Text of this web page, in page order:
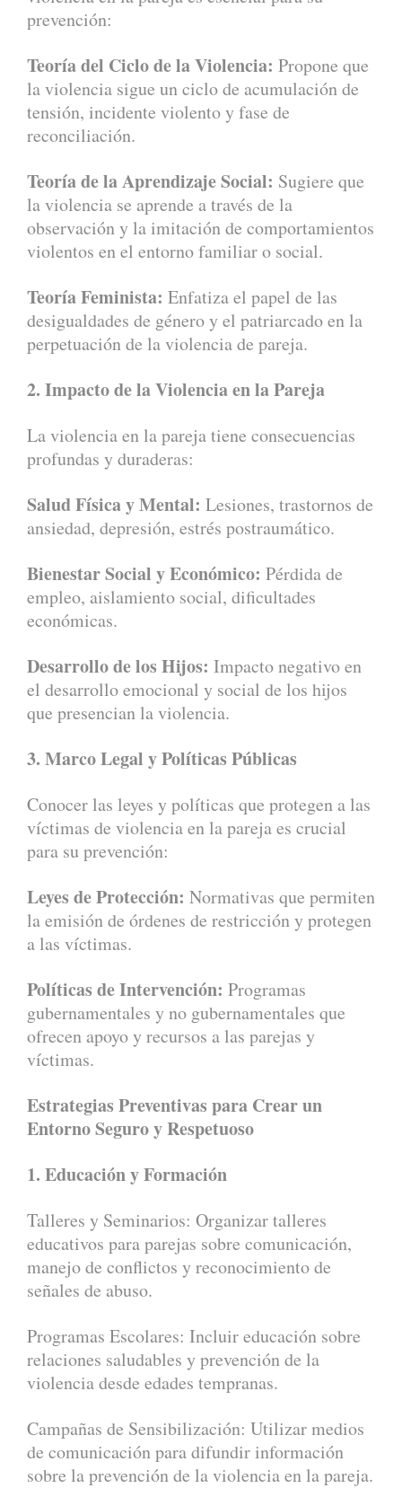
prevención:
Teoría del Ciclo de la Violencia: Propone que
la violencia sigue un ciclo de acumulación de
tensión, incidente violento y fase de
reconciliación.
Teoría de la Aprendizaje Social: Sugiere que
la violencia se aprende a través de la
observación y la imitación de comportamientos
violentos en el entorno familiar o social.
Teoría Feminista: Enfatiza el papel de las
desigualdades de género y el patriarcado en la
perpetuación de la violencia de pareja.
2. Impacto de la Violencia en la Pareja
La violencia en la pareja tiene consecuencias
profundas y duraderas:
Salud Física y Mental: Lesiones, trastornos de
ansiedad, depresión, estrés postraumático.
Bienestar Social y Económico: Pérdida de
empleo, aislamiento social, dificultades
económicas.
Desarrollo de los Hijos: Impacto negativo en
el desarrollo emocional y social de los hijos
que presencian la violencia.
3. Marco Legal y Políticas Públicas
Conocer las leyes y políticas que protegen a las
víctimas de violencia en la pareja es crucial
para su prevención:
Leyes de Protección: Normativas que permiten
la emisión de órdenes de restricción y protegen
a las víctimas.
Políticas de Intervención: Programas
gubernamentales y no gubernamentales que
ofrecen apoyo y recursos a las parejas y
víctimas.
Estrategias Preventivas para Crear un
Entorno Seguro y Respetuoso
1. Educación y Formación
Talleres y Seminarios: Organizar talleres
educativos para parejas sobre comunicación,
manejo de conflictos y reconocimiento de
señales de abuso.
Programas Escolares: Incluir educación sobre
relaciones saludables y prevención de la
violencia desde edades tempranas.
Campañas de Sensibilización: Utilizar medios
de comunicación para difundir información
sobre la prevención de la violencia en la pareja.